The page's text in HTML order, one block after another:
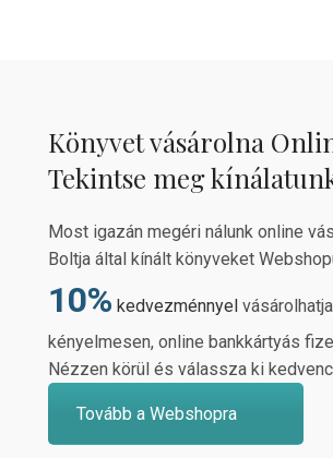
Könyvet vásárolna
Tekintse meg
Most igazán megéri nálunk online
Boltja által kínált könyveket
10% kedvezménnyel
kényelmesen, online bankkártyás
Nézzen körül és válassza ki
Tovább a Webshopra